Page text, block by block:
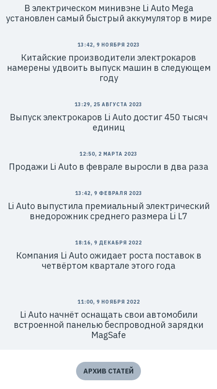
В электрическом минивэне Li Auto Mega
установлен самый быстрый аккумулятор в мире
13:42, 9 НОЯБРЯ 2023
Китайские производители электрокаров
намерены удвоить выпуск машин в следующем
году
13:29, 25 АВГУСТА 2023
Выпуск электрокаров Li Auto достиг 450 тысяч
единиц
12:50, 2 МАРТА 2023
Продажи Li Auto в феврале выросли в два раза
13:42, 9 ФЕВРАЛЯ 2023
Li Auto выпустила премиальный электрический
внедорожник среднего размера Li L7
18:16, 9 ДЕКАБРЯ 2022
Компания Li Auto ожидает роста поставок в
четвёртом квартале этого года
11:00, 9 НОЯБРЯ 2022
Li Auto начнёт оснащать свои автомобили
встроенной панелью беспроводной зарядки
MagSafe
АРХИВ СТАТЕЙ